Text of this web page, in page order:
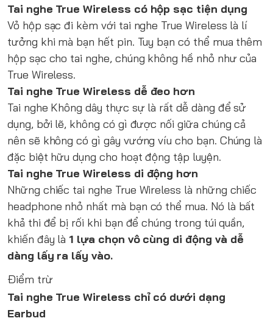
Tai nghe True Wireless có hộp sạc tiện dụng
Vỏ hộp sạc đi kèm với tai nghe True Wireless là lí
tưởng khi mà bạn hết pin. Tuy bạn có thể mua thêm
hộp sạc cho tai nghe, chúng không hề nhỏ như của
True Wireless.
Tai nghe True Wireless dễ đeo hơn
Tai nghe Không dây thực sự là rất dễ dàng để sử
dụng, bởi lẽ, không có gì được nối giữa chúng cả
nên sẽ không có gì gây vướng víu cho bạn. Chúng là
đặc biệt hữu dụng cho hoạt động tập luyện.
Tai nghe True Wireless di động hơn
Những chiếc tai nghe True Wireless là những chiếc
headphone nhỏ nhất mà bạn có thể mua. Nó là bất
khả thi để bị rối khi bạn để chúng trong túi quần,
khiến đây là 1 lựa chọn vô cùng di động và dễ
dàng lấy ra lấy vào.
Điểm trừ
Tai nghe True Wireless chỉ có dưới dạng
Earbud